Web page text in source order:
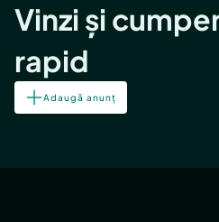
Vinzi și
rapid
Adaugă anunț